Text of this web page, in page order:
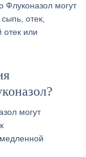
Флуконазол могут
отек,
отек или
могут